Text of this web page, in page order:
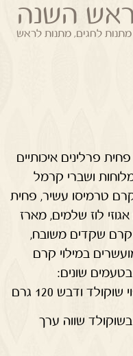
השנה
מתנות לחגים,מתנות לראש
יין ברקן 750 מ"ל, פחית פרלינים איכותיים
ושברי קרמל
טרמיסו עשיר, פחית
לוז שלמים, מארז
קרם שקדים משובח,
במילוי קרם
שונים:
ודבש 120 גרם
שווה ערך